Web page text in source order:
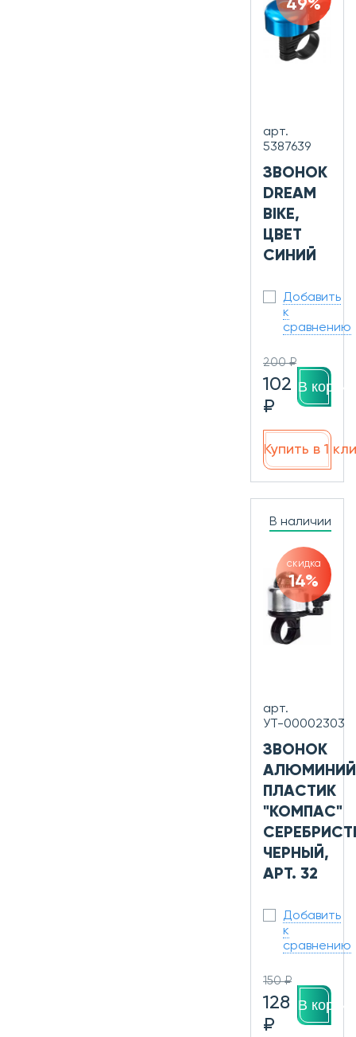
49%
арт.
5387639
ЗВОНОК
DREAM
BIKE,
ЦВЕТ
СИНИЙ
Добавить
к
сравнению
200 ₽
102
₽
В
Купить в 1
В наличии
скидка
14%
арт.
УТ-00002303
ЗВОНОК
ПЛАСТИК
"КОМПАС"
ЧЕРНЫЙ,
АРТ. 32
Добавить
к
сравнению
150 ₽
128
₽
В